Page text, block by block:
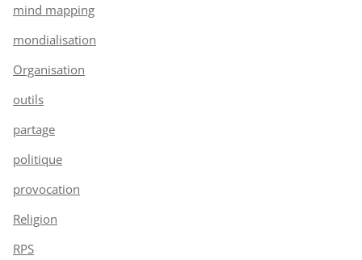
mind mapping
mondialisation
Organisation
outils
partage
politique
provocation
Religion
RPS